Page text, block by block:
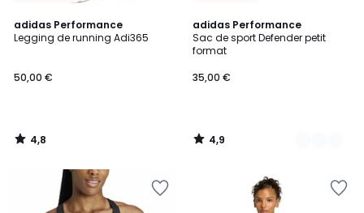
adidas Performance
Legging de running Adi365
50,00 €
4,8
/ 5
4,8
/
adidas Performance
Sac de sport Defender petit
format
35,00 €
4,9
/ 5
2
Couleurs
4,9
/